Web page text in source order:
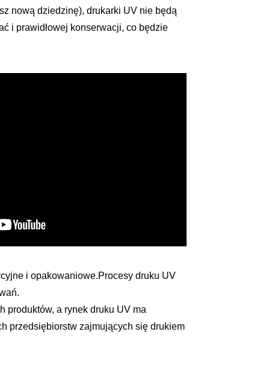
nową dziedzinę), drukarki UV nie będą
i prawidłowej konserwacji, co będzie
i opakowaniowe.Procesy druku UV
produktów, a rynek druku UV ma
przedsiębiorstw zajmujących się drukiem